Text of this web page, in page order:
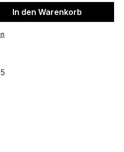
Gib den
In den Warenkorb